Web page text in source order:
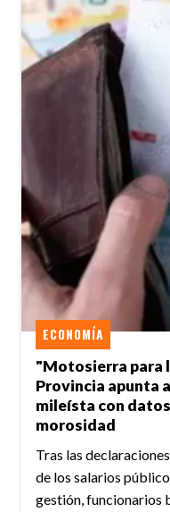
"Motosierra para
Provincia apunta
mileísta con
morosidad
ECONOMÍA
Tras las
de los salarios
gestión, funcionarios